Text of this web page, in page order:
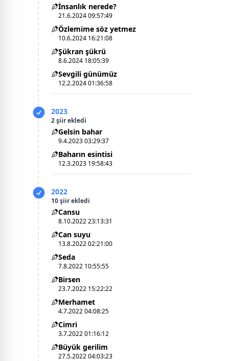
İnsanlık nerede?
21.6.2024 09:57:49
Özlemime söz yetmez
10.6.2024 16:21:08
Şükran şükrü
8.6.2024 18:05:39
Sevgili günümüz
12.2.2024 01:36:58
2023
2 şiir ekledi
Gelsin bahar
9.4.2023 03:29:37
Baharın esintisi
12.3.2023 19:58:43
2022
10 şiir ekledi
Cansu
8.10.2022 23:13:31
Can suyu
13.8.2022 02:21:00
Seda
7.8.2022 10:55:55
Birsen
23.7.2022 15:22:22
Merhamet
4.7.2022 04:08:25
Cimri
3.7.2022 01:16:12
Büyük gerilim
27.5.2022 04:03:23